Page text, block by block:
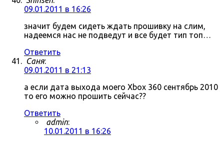
09.01.2011 в 16:26
значит будем сидеть ждать прошивку на слим,
надеемся нас не подведут и все будет тип топ…
Ответить
Саня:
09.01.2011 в 21:13
а если дата выхода моего Xbox 360 сентябрь 2010
то его можно прошить сейчас??
Ответить
admin:
10.01.2011 в 16:26